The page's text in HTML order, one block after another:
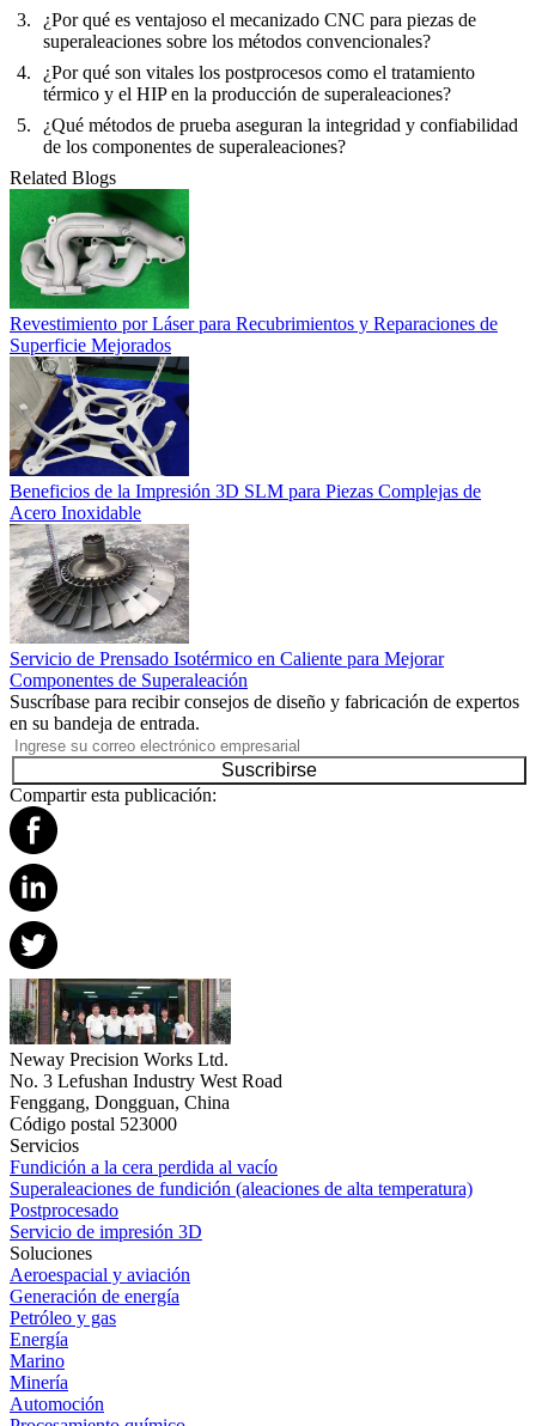
¿Por qué es ventajoso el mecanizado CNC para piezas de
superaleaciones sobre los métodos convencionales?
¿Por qué son vitales los postprocesos como el tratamiento
térmico y el HIP en la producción de superaleaciones?
¿Qué métodos de prueba aseguran la integridad y confiabilidad
de los componentes de superaleaciones?
Related Blogs
Revestimiento por Láser para Recubrimientos y Reparaciones de
Superficie Mejorados
Beneficios de la Impresión 3D SLM para Piezas Complejas de
Acero Inoxidable
Servicio de Prensado Isotérmico en Caliente para Mejorar
Componentes de Superaleación
Suscríbase para recibir consejos de diseño y fabricación de expertos
en su bandeja de entrada.
Suscribirse
Compartir esta publicación:
Neway Precision Works Ltd.
No. 3 Lefushan Industry West Road
Fenggang, Dongguan, China
Código postal 523000
Servicios
Fundición a la cera perdida al vacío
Superaleaciones de fundición (aleaciones de alta temperatura)
Postprocesado
Servicio de impresión 3D
Soluciones
Aeroespacial y aviación
Generación de energía
Petróleo y gas
Energía
Marino
Minería
Automoción